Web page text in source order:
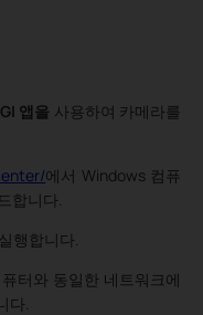
앱을 사용하여 카메라를
에서 Windows 컴퓨
합니다.
행합니다.
터와 동일한 네트워크에
다.